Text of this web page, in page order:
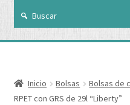
Buscar
Nuestra empresa
Inicio Bolsas Bolsas de
RPET con GRS de 29l “Liberty”